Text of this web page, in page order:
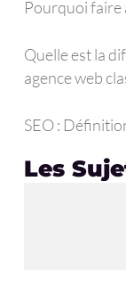
Pourquoi faire
Quelle est la
agence web
SEO :
Les